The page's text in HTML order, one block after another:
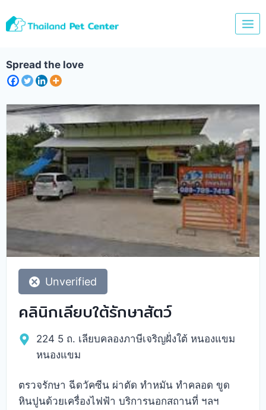
to
Spread the love
Unverified
คลินิกเลียบใต้รักษาสัตว์
224 5 ถ. เลียบคลองภาษีเจริญฝั่งใต้ หนองแขม
หนองแขม
ตรวจรักษา ฉีดวัคซีน ผ่าตัด ทำหมัน ทำคลอด ขูด
หินปูนด้วยเครื่องไฟฟ้า บริการนอกสถานที่ ฯลฯ